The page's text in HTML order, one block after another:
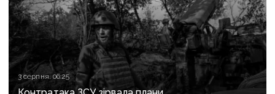
3 серпня, 06:25